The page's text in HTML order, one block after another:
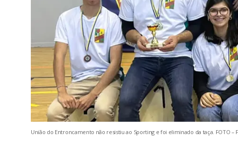
União do Entroncamento não resistiu ao Sporting e foi eliminado da taça. FOTO